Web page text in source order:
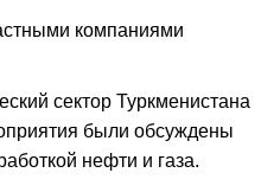
компаниями
сектор Туркменистана
были обсуждены
нефти и газа.